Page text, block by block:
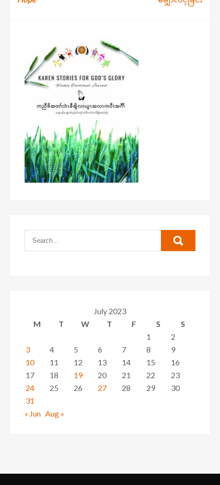
July 2023
M
T W T F S
S
1
2
3
4 5 6 7 8
9
10
11 12 13 14 15
16
17
18 19 20 21 22
23
24
25 26 27 28 29
30
31
« Jun Aug »